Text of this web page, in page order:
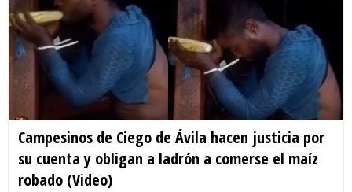
Campesinos de Ciego de Ávila hacen justicia por
su cuenta y obligan a ladrón a comerse el maíz
robado (Video)